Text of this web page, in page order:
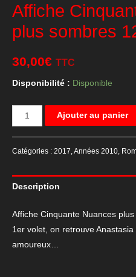
Affiche
plus sombres
30,00€ TTC
Disponibilité : Disponible
quantité
de
Cinquante
Nuances
plus
120*160
cm
Ajouter au panier
Catégories : 2017,Années 2010,
Description
Affiche Cinquante Nuances
1er volet, on retrouve
amoureux…